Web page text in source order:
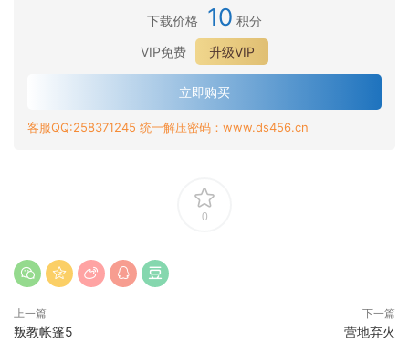
下载价格 10 积分
VIP免费
升级VIP
立即购买
客服QQ:258371245 统一解压密码：www.ds456.cn
0
上一篇
叛教帐篷5
下一篇
营地弃火